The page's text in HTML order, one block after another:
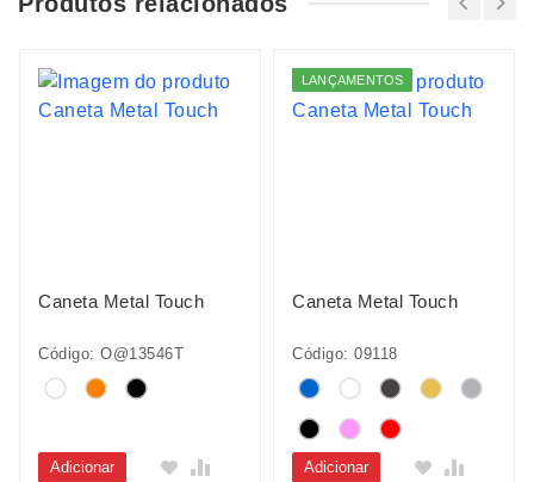
Caneta Metal Touch
Código: O@13546T
Adicionar
LANÇAMENTOS
Caneta Metal Touch
Código: 09118
Adicionar